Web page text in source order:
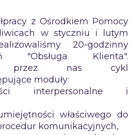
z Ośrodkiem Pomocy
w styczniu i lutym
20-godzinny
"Obsługa Klienta".
przez nas cykl
moduły:
interpersonalne i
właściwego do
komunikacyjnych,